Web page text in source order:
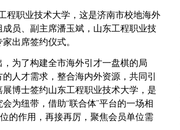
程职业技术大学，这是济南市校地海外
员、副主席潘玉斌，山东工程职业技
出席签约仪式。
为了构建全市海外引才一盘棋的局
人才需求，整合海内外资源，共同引
博士签约山东工程职业技术大学，是
为纽带，借助“联合体”平台的一场相
的作用，再接再厉，聚焦会员单位需